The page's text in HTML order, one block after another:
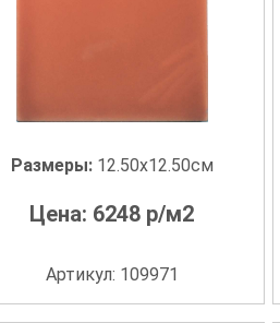
Размеры: 12.50x12.50см
Цена: 6248 р/м2
Артикул: 109971